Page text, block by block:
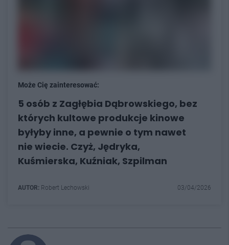
Może Cię zainteresować:
5 osób z Zagłębia Dąbrowskiego, bez
których kultowe produkcje kinowe
byłyby inne, a pewnie o tym nawet
nie wiecie. Czyż, Jędryka,
Kuśmierska, Kuźniak, Szpilman
AUTOR: Robert Lechowski 03/04/2026